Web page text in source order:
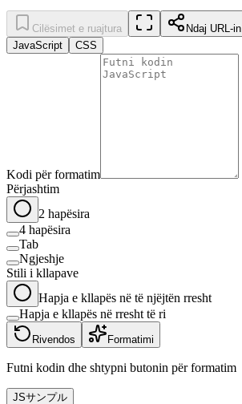
Cilësimet e ruajtura Ndaj URL-in
JavaScript
CSS
Kodi për formatim
Përjashtim
2 hapësira
4 hapësira
Tab
Ngjeshje
Stili i kllapave
Hapja e kllapës në të njëjtën rresht
Hapja e kllapës në rresht të ri
Rivendos Formatimi
Futni kodin dhe shtypni butonin për formatim
JSサンプル